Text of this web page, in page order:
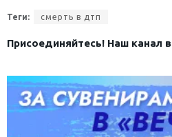
Теги: смерть в дтп
Присоединяйтесь! Наш канал в